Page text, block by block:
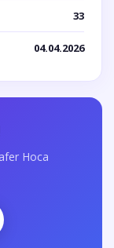
33
04.04.2026
Hoca